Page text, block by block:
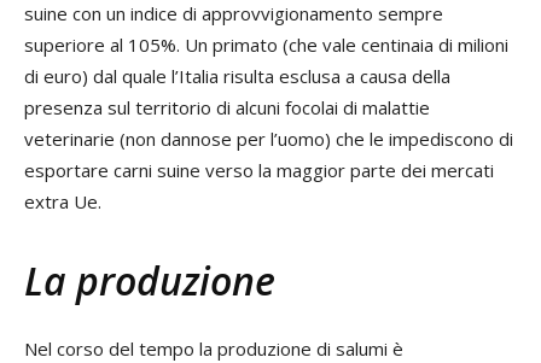
suine con un indice di approvvigionamento sempre
superiore al 105%. Un primato (che vale centinaia di milioni
di euro) dal quale l’Italia risulta esclusa a causa della
presenza sul territorio di alcuni focolai di malattie
veterinarie (non dannose per l’uomo) che le impediscono di
esportare carni suine verso la maggior parte dei mercati
extra Ue.
La produzione
Nel corso del tempo la produzione di salumi è